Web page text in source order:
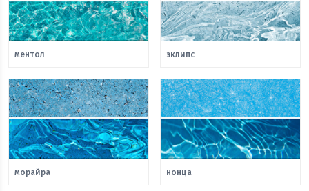
ментол эклипс
морайра нонца